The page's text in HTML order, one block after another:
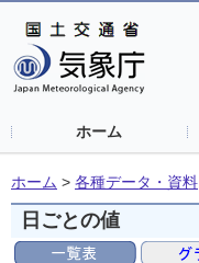
ホーム
ホーム > 各種データ・資料
日ごとの値